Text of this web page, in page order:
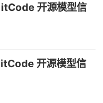
开源模型信
开源模型信